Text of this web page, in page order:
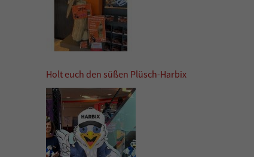
Holt euch den süßen Plüsch-Harbix